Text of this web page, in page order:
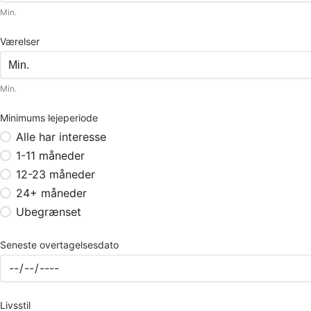
Min.
Værelser
Min.
Minimums lejeperiode
Alle har interesse
1-11 måneder
12-23 måneder
24+ måneder
Ubegrænset
Seneste overtagelsesdato
Livsstil